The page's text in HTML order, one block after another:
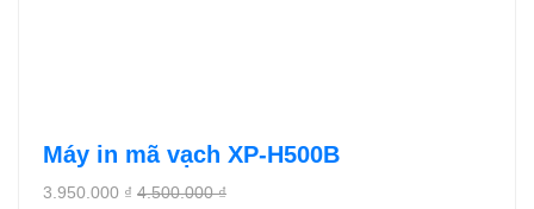
Máy in mã vạch XP-H500B
3.950.000 ₫ 4.500.000 ₫